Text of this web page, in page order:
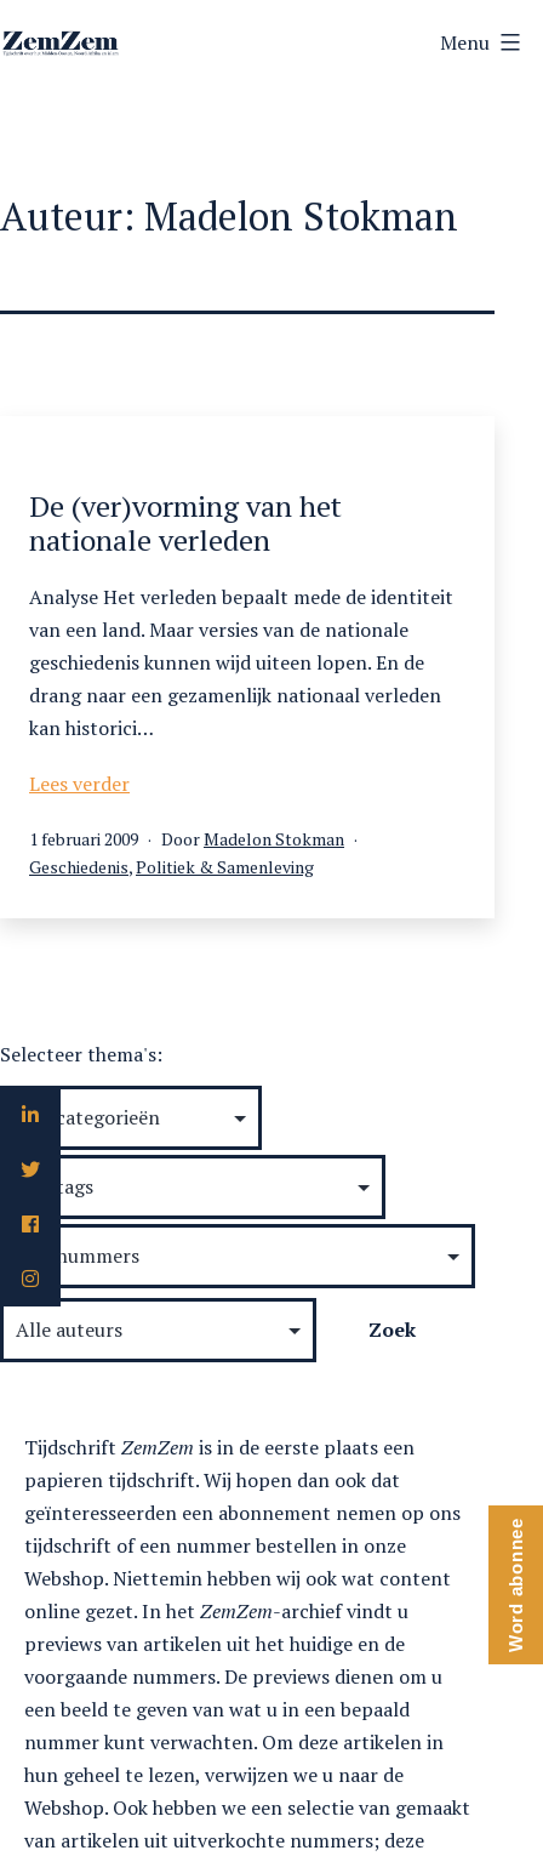
naar
Menu
Auteur: Madelon Stokman
De (ver)vorming van het
nationale verleden
Analyse Het verleden bepaalt mede de identiteit
van een land. Maar versies van de nationale
geschiedenis kunnen wijd uiteen lopen. En de
drang naar een gezamenlijk nationaal verleden
kan historici…
Lees verderDe
van
het
Gepubliceerd
op
1 februari 2009 DoorMadelon Stokman
Gecategoriseerd
Geschiedenis,Politiek & Samenleving
Selecteer thema's:
Tijdschrift ZemZem is in de eerste plaats een
papieren tijdschrift. Wij hopen dan ook dat
geïnteresseerden een abonnement nemen op ons
tijdschrift of een nummer bestellen in onze
Webshop. Niettemin hebben wij ook wat content
online gezet. In het ZemZem-archief vindt u
previews van artikelen uit het huidige en de
voorgaande nummers. De previews dienen om u
een beeld te geven van wat u in een bepaald
nummer kunt verwachten. Om deze artikelen in
hun geheel te lezen, verwijzen we u naar de
Webshop. Ook hebben we een selectie van gemaakt
van artikelen uit uitverkochte nummers; deze
Word abonnee